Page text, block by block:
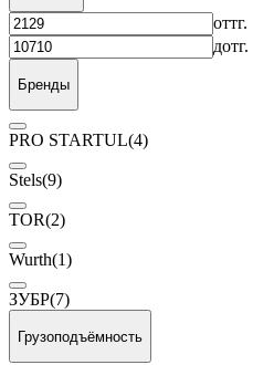
оттг.
дотг.
Бренды
PRO STARTUL(4)
Stels(9)
TOR(2)
Wurth(1)
ЗУБР(7)
Грузоподъёмность